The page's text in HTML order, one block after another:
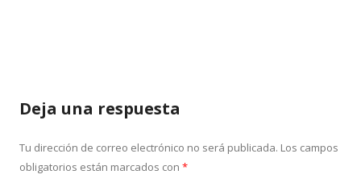
Deja una respuesta
Tu dirección de correo electrónico no será publicada. Los campos
obligatorios están marcados con *